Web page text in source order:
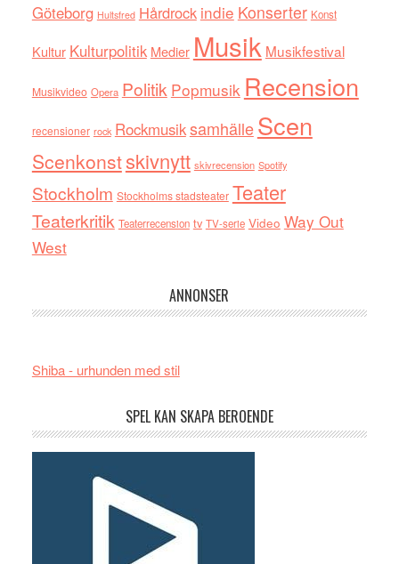
Göteborg Hultsfred Hårdrock indie Konserter Konst
Kultur Kulturpolitik Medier Musik Musikfestival
Musikvideo Opera Politik Popmusik Recension
recensioner rock RockmusiksamhälleScen
Scenkonstskivnytt skivrecension Spotify
Stockholm Stockholms stadsteater Teater
Teaterkritik Teaterrecension tv TV-serie Video Way Out
West
ANNONSER
Shiba - urhunden med stil
SPEL KAN SKAPA BEROENDE